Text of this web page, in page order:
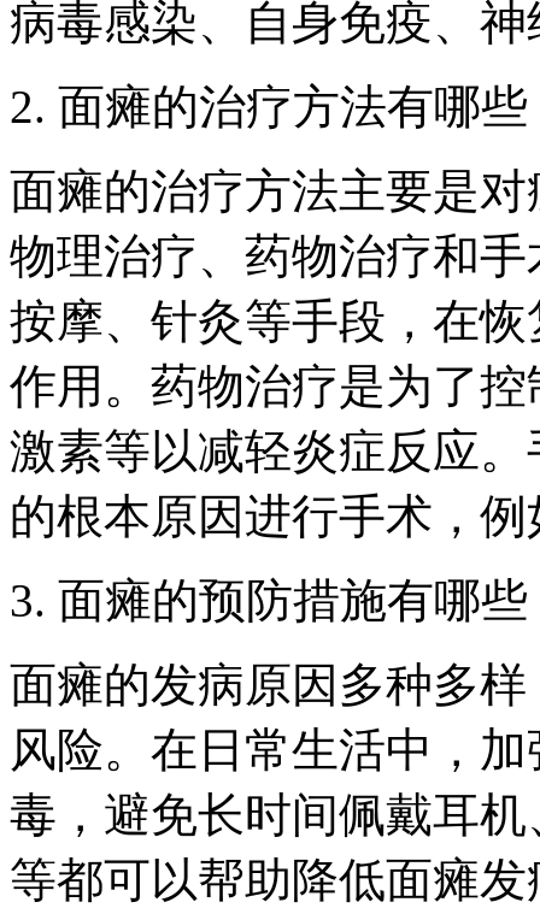
病毒感染、自身免疫、
2. 面瘫的治疗方法有哪些
面瘫的治疗方法主要是
物理治疗、药物治疗和
按摩、针灸等手段，在
作用。药物治疗是为了
激素等以减轻炎症反应
的根本原因进行手术，
3. 面瘫的预防措施有哪些
面瘫的发病原因多种多
风险。在日常生活中，
毒，避免长时间佩戴耳
等都可以帮助降低面瘫